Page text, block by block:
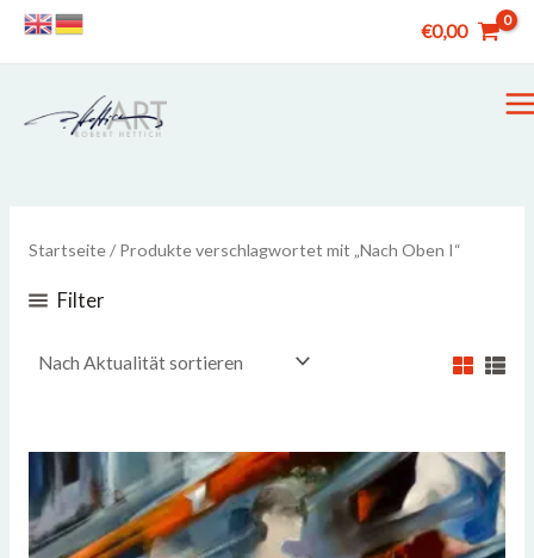
Zum
€0,00
Startseite/ Produkte verschlagwortet mit „Nach Oben I“
Filter